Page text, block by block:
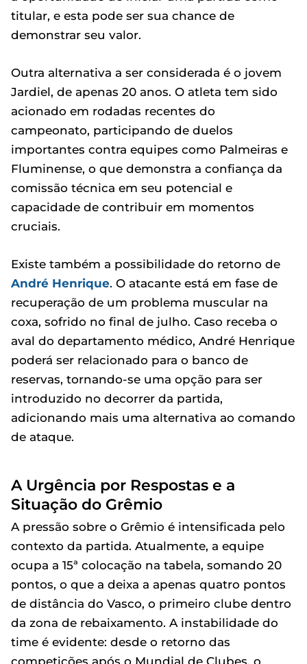
titular, e esta pode ser sua chance de
demonstrar seu valor.
Outra alternativa a ser considerada é o jovem
Jardiel, de apenas 20 anos. O atleta tem sido
acionado em rodadas recentes do
campeonato, participando de duelos
importantes contra equipes como Palmeiras e
Fluminense, o que demonstra a confiança da
comissão técnica em seu potencial e
capacidade de contribuir em momentos
cruciais.
Existe também a possibilidade do retorno de
André Henrique. O atacante está em fase de
recuperação de um problema muscular na
coxa, sofrido no final de julho. Caso receba o
aval do departamento médico, André Henrique
poderá ser relacionado para o banco de
reservas, tornando-se uma opção para ser
introduzido no decorrer da partida,
adicionando mais uma alternativa ao comando
de ataque.
A Urgência por Respostas e a
Situação do Grêmio
A pressão sobre o Grêmio é intensificada pelo
contexto da partida. Atualmente, a equipe
ocupa a 15ª colocação na tabela, somando 20
pontos, o que a deixa a apenas quatro pontos
de distância do Vasco, o primeiro clube dentro
da zona de rebaixamento. A instabilidade do
time é evidente: desde o retorno das
competições após o Mundial de Clubes, o